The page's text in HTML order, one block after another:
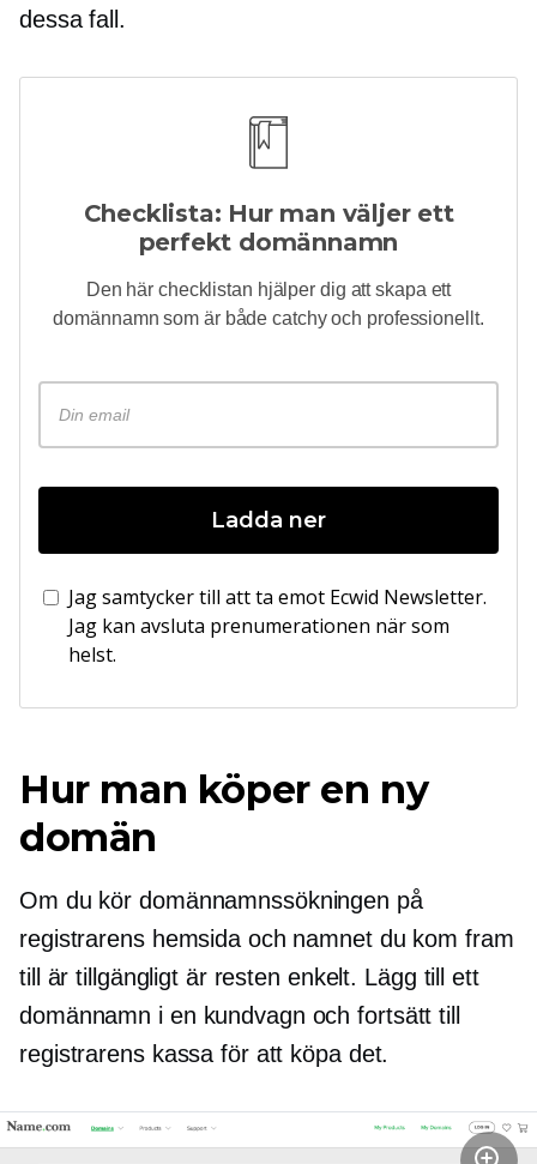
dessa fall.
Checklista: Hur man väljer ett
perfekt domännamn
Den här checklistan hjälper dig att skapa ett
domännamn som är både catchy och professionellt.
Ladda ner
Jag samtycker till att ta emot Ecwid Newsletter.
Jag kan avsluta prenumerationen när som
helst.
Hur man köper en ny
domän
Om du kör domännamnssökningen på
registrarens hemsida och namnet du kom fram
till är tillgängligt är resten enkelt. Lägg till ett
domännamn i en kundvagn och fortsätt till
registrarens kassa för att köpa det.